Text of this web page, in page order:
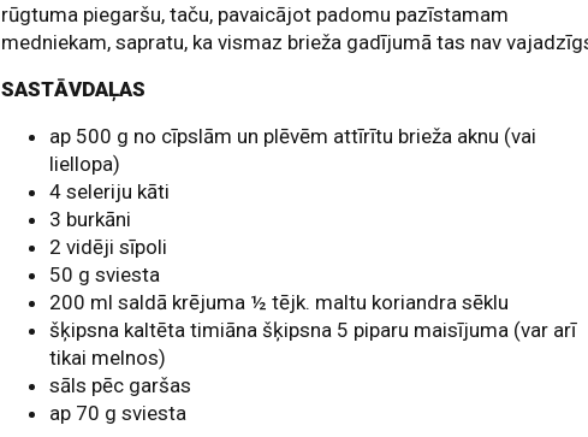
rūgtuma piegaršu, taču, pavaicājot padomu pazīstamam
medniekam, sapratu, ka vismaz brieža gadījumā tas nav
SASTĀVDAĻAS
ap 500 g no cīpslām un plēvēm attīrītu brieža aknu (vai
liellopa)
4 seleriju kāti
3 burkāni
2 vidēji sīpoli
50 g sviesta
200 ml saldā krējuma ½ tējk. maltu koriandra sēklu
šķipsna kaltēta timiāna šķipsna 5 piparu maisījuma (var arī
tikai melnos)
sāls pēc garšas
ap 70 g sviesta